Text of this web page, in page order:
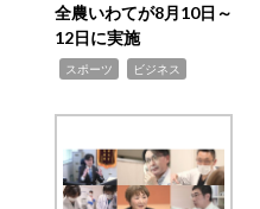
全農いわてが8月10日～
12日に実施
スポーツ ビジネス